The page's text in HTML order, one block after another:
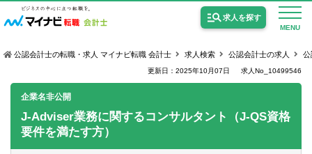
MENU
求人を探す
公認会計士の転職・求人 マイナビ転職 会計士 求人検索 公認会計士の求人 公
更新日：2025年10月07日 求人No_10499546
企業名非公開
J-Adviser業務に関するコンサルタント（J-QS資格
要件を満たす方）